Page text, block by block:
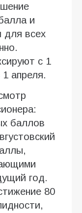
и
для всех
с 1
апреля.
баллов
год.
80